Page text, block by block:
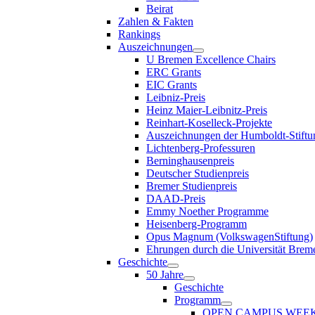
Beirat
Zahlen & Fakten
Rankings
Auszeichnungen
U Bremen Excellence Chairs
ERC Grants
EIC Grants
Leibniz-Preis
Heinz Maier-Leibnitz-Preis
Reinhart-Koselleck-Projekte
Auszeichnungen der Humboldt-
Lichtenberg-Professuren
Berninghausenpreis
Deutscher Studienpreis
Bremer Studienpreis
DAAD-Preis
Emmy Noether Programme
Heisenberg-Programm
Opus Magnum (VolkswagenStiftung)
Ehrungen durch die Universität
Geschichte
50 Jahre
Geschichte
Programm
OPEN CAMPUS